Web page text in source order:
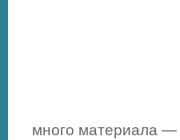
много материала —